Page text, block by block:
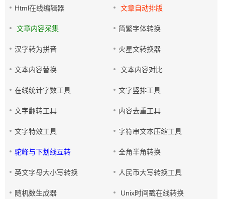
Html在线编辑器 文章自动排版
文章内容采集 简繁字体转换
汉字转为拼音 火星文转换器
文本内容替换 文本内容对比
在线统计字数工具 文字竖排工具
文字翻转工具 内容去重工具
文字特效工具 字符串文本压缩工具
驼峰与下划线互转 全角半角转换
英文字母大小写转换 人民币大写转换工具
随机数生成器 Unix时间戳在线转换